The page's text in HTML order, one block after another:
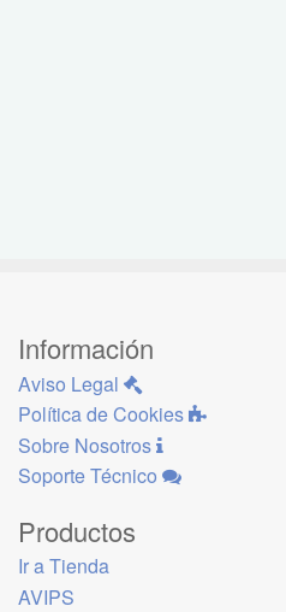
Información
Aviso Legal
Política de Cookies
Sobre Nosotros
Soporte Técnico
Productos
Ir a Tienda
AVIPS